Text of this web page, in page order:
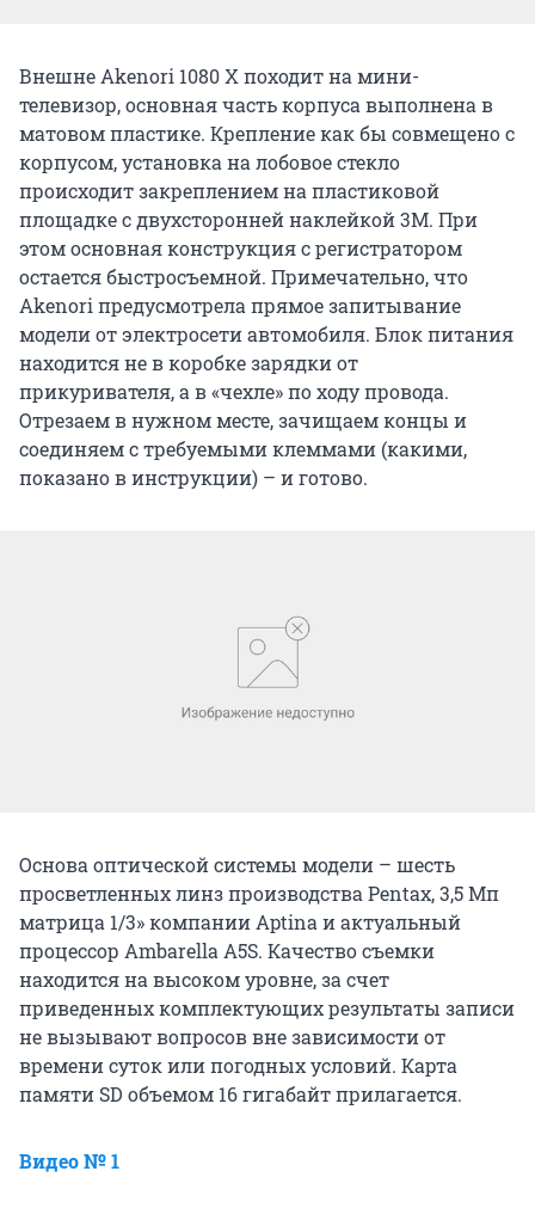
Внешне Akenori 1080 X походит на мини-
телевизор, основная часть корпуса выполнена в
матовом пластике. Крепление как бы совмещено с
корпусом, установка на лобовое стекло
происходит закреплением на пластиковой
площадке с двухсторонней наклейкой 3M. При
этом основная конструкция с регистратором
остается быстросъемной. Примечательно, что
Akenori предусмотрела прямое запитывание
модели от электросети автомобиля. Блок питания
находится не в коробке зарядки от
прикуривателя, а в «чехле» по ходу провода.
Отрезаем в нужном месте, зачищаем концы и
соединяем с требуемыми клеммами (какими,
показано в инструкции) – и готово.
Основа оптической системы модели – шесть
просветленных линз производства Pentax, 3,5 Мп
матрица 1/3» компании Aptina и актуальный
процессор Ambarella A5S. Качество съемки
находится на высоком уровне, за счет
приведенных комплектующих результаты записи
не вызывают вопросов вне зависимости от
времени суток или погодных условий. Карта
памяти SD объемом 16 гигабайт прилагается.
Видео № 1